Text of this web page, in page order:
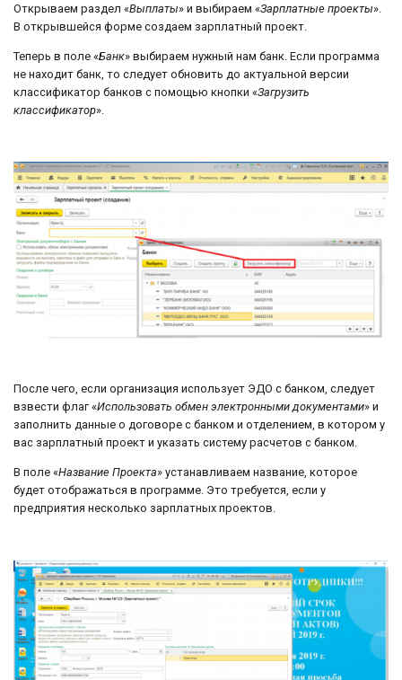
Открываем раздел «Выплаты» и выбираем «Зарплатные проекты».
В открывшейся форме создаем зарплатный проект.
Теперь в поле «Банк» выбираем нужный нам банк. Если программа
не находит банк, то следует обновить до актуальной версии
классификатор банков с помощью кнопки «Загрузить
классификатор».
После чего, если организация использует ЭДО с банком, следует
взвести флаг «Использовать обмен электронными документами» и
заполнить данные о договоре с банком и отделением, в котором у
вас зарплатный проект и указать систему расчетов с банком.
В поле «Название Проекта» устанавливаем название, которое
будет отображаться в программе. Это требуется, если у
предприятия несколько зарплатных проектов.